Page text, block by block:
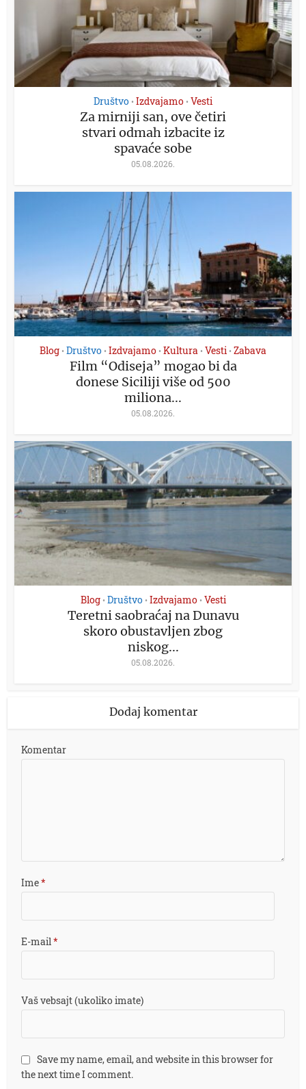
Društvo • Izdvajamo • Vesti
Za mirniji san, ove četiri
stvari odmah izbacite iz
spavaće sobe
05.08.2026.
Blog • Društvo • Izdvajamo • Kultura • Vesti • Zabava
Film “Odiseja” mogao bi da
donese Siciliji više od 500
miliona...
05.08.2026.
Blog • Društvo • Izdvajamo • Vesti
Teretni saobraćaj na Dunavu
skoro obustavljen zbog
niskog...
05.08.2026.
Dodaj komentar
Komentar
Ime*
E-mail*
Vaš vebsajt (ukoliko imate)
Save my name, email, and website in this browser for
the next time I comment.